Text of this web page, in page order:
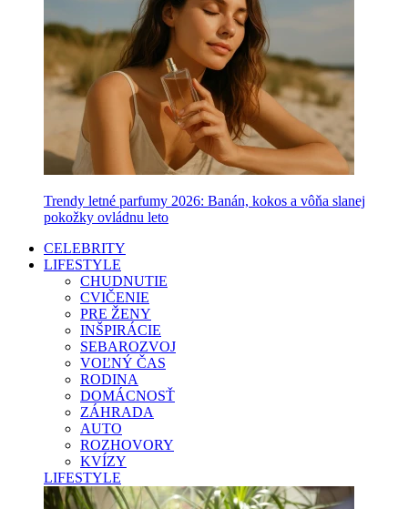
Trendy letné parfumy 2026: Banán, kokos a vôňa slanej
pokožky ovládnu leto
CELEBRITY
LIFESTYLE
CHUDNUTIE
CVIČENIE
PRE ŽENY
INŠPIRÁCIE
SEBAROZVOJ
VOĽNÝ ČAS
RODINA
DOMÁCNOSŤ
ZÁHRADA
AUTO
ROZHOVORY
KVÍZY
LIFESTYLE